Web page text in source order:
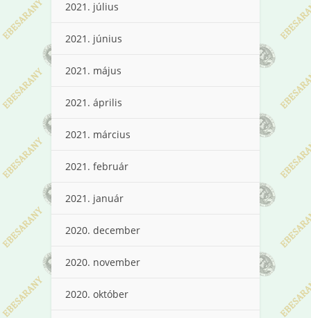
2021. július
2021. június
2021. május
2021. április
2021. március
2021. február
2021. január
2020. december
2020. november
2020. október